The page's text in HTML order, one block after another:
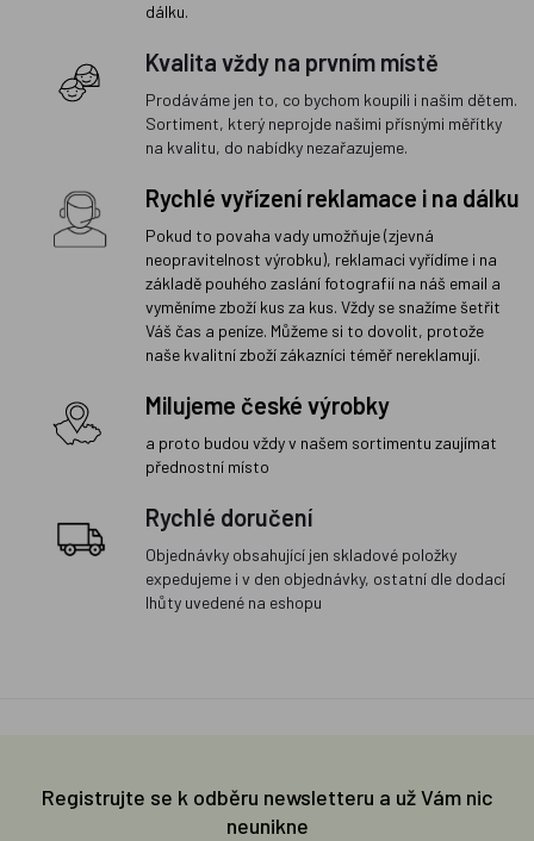
dálku.
Kvalita vždy na prvním místě
Prodáváme jen to, co bychom koupili i našim dětem.
Sortiment, který neprojde našimi přísnými měřítky
na kvalitu, do nabídky nezařazujeme.
Rychlé vyřízení reklamace i na dálku
Pokud to povaha vady umožňuje (zjevná
neopravitelnost výrobku), reklamaci vyřídíme i na
základě pouhého zaslání fotografií na náš email a
vyměníme zboží kus za kus. Vždy se snažíme šetřit
Váš čas a peníze. Můžeme si to dovolit, protože
naše kvalitní zboží zákazníci téměř nereklamují.
Milujeme české výrobky
a proto budou vždy v našem sortimentu zaujímat
přednostní místo
Rychlé doručení
Objednávky obsahující jen skladové položky
expedujeme i v den objednávky, ostatní dle dodací
lhůty uvedené na eshopu
Registrujte se k odběru newsletteru a už Vám nic
neunikne